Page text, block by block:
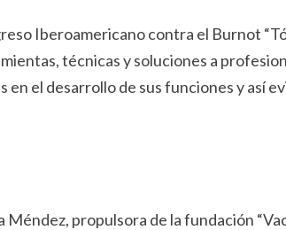
Iberoamericano contra el Burnot
técnicas y soluciones a
el desarrollo de sus funciones y así
propulsora de la fundación